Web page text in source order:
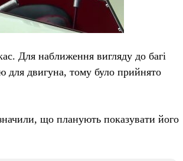
Для наближення вигляду до багі
для двигуна, тому було прийнято
що планують показувати його